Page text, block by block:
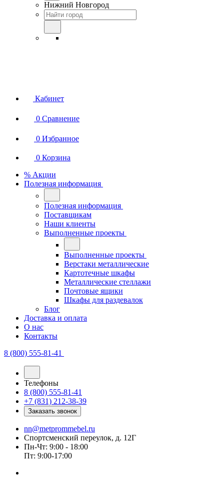
Нижний Новгород
Кабинет
0 Сравнение
0 Избранное
0 Корзина
% Акции
Полезная информация
Полезная информация
Поставщикам
Наши клиенты
Выполненные проекты
Выполненные проекты
Верстаки металлические
Картотечные шкафы
Металлические стеллажи
Почтовые ящики
Шкафы для раздевалок
Блог
Доставка и оплата
О нас
Контакты
8 (800) 555-81-41
Телефоны
8 (800) 555-81-41
+7 (831) 212-38-39
Заказать звонок
nn@metprommebel.ru
Спортсменский переулок, д. 12Г
Пн-Чт: 9:00 - 18:00
Пт: 9:00-17:00